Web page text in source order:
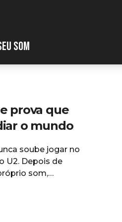
SOM
prova que
o mundo
soube jogar no
U2. Depois de
som,